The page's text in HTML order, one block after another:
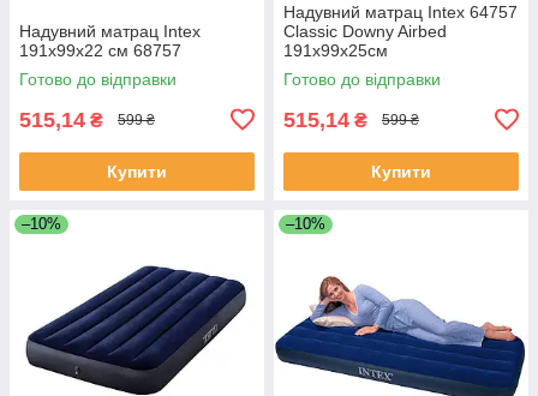
Надувний матрац Intex
191х99х22 см 68757
Готово до відправки
515,14 ₴ 599 ₴
Купити
Надувний матрац Intex 64757
Classic Downy Airbed
191х99х25см
Готово до відправки
515,14 ₴ 599 ₴
Купити
–10% –10%